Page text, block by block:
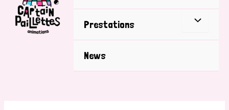
Prestations
News